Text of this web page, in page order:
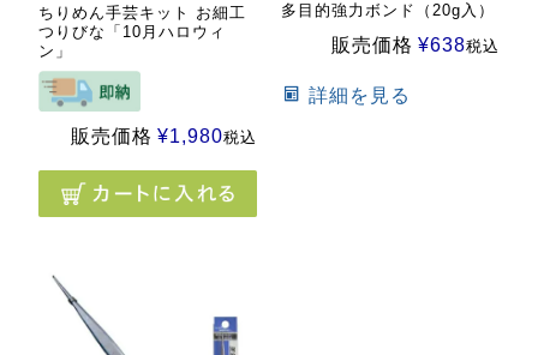
ちりめん手芸キット お細工
つりびな「10月ハロウィ
ン」
販売価格 ¥1,980税込
多目的強力ボンド（20g入）
販売価格 ¥638税込
詳細を見る